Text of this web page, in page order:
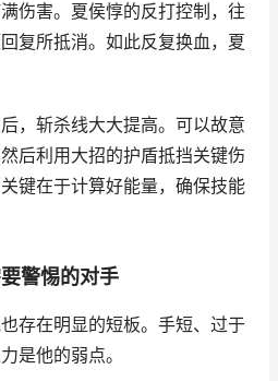
伤害。夏侯惇的反打控制，往
复所抵消。如此反复换血，夏
，斩杀线大大提高。可以故意
后利用大招的护盾抵挡关键伤
键在于计算好能量，确保技能
警惕的对手
存在明显的短板。手短、过于
是他的弱点。